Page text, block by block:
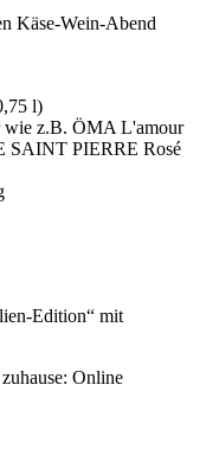
Käse-Wein-Abend
l)
wie z.B. ÖMA L'amour
SAINT PIERRE Rosé
Edition“ mit
Online